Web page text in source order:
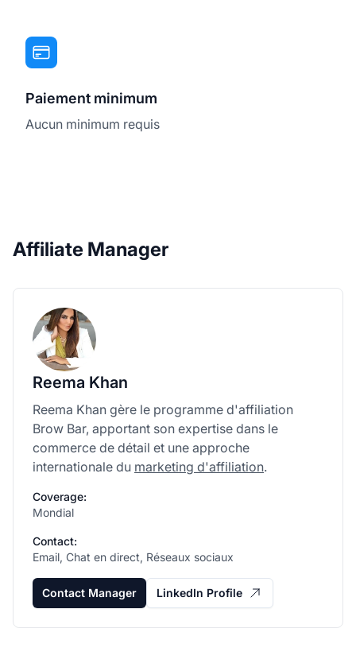
Paiement minimum
Aucun minimum requis
Affiliate Manager
Reema Khan
Reema Khan gère le programme d'affiliation
Brow Bar, apportant son expertise dans le
commerce de détail et une approche
internationale du marketing d'affiliation.
Coverage:
Mondial
Contact:
Email, Chat en direct, Réseaux sociaux
Contact Manager LinkedIn Profile